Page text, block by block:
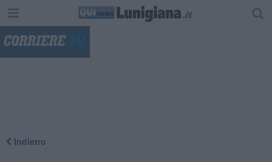
Indietro